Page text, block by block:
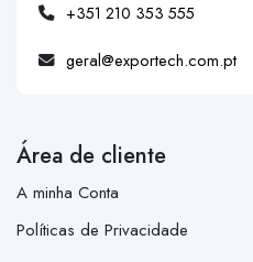
+351 210 353 555
geral@exportech.com.pt
Área de cliente
A minha Conta
Políticas de Privacidade